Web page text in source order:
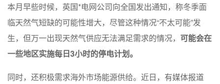
本月早些时候，英国*电网公司向全国发出通知，称冬季面
临天然气短缺的可能性增大，尽管这种情况“不太可能”发
生，但万一出现天然气供应无法满足需求的情况， 可能会在
一些地区实施每日3小时的停电计划。
同时，还积极需求海外市场能源供给。近日，有媒体报道